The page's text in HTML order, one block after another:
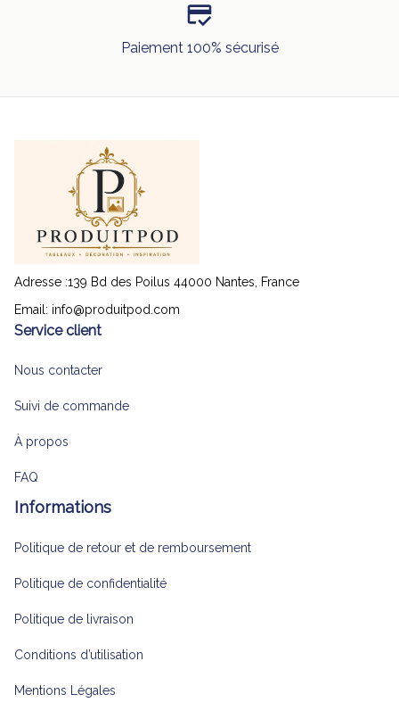
Paiement 100% sécurisé
Adresse :139 Bd des Poilus 44000 Nantes, France
Email: info@produitpod.com
Service client
Nous contacter
Suivi de commande
À propos
FAQ
Informations
Politique de retour et de remboursement
Politique de confidentialité
Politique de livraison
Conditions d’utilisation
Mentions Légales